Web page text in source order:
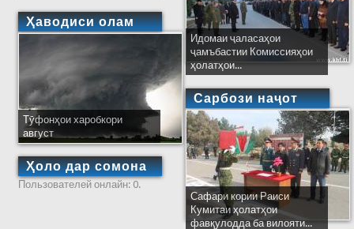
Ҳаводиси олам
Тӯфонҳои харобкори
август
Ҳоло дар сомона
Пользователей онлайн: 0.
Идомаи ҷаласаҳои
ҷамъбастии Комиссияҳои
ҳолатҳои...
Сарбози наҷот
Сафари кории Раиси
Кумитаи ҳолатҳои
фавқулодда ба вилояти...